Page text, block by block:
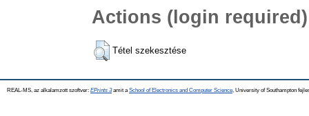
Actions (login required)
Tétel szekesztése
REAL-MS, az alkalamzott szoftver: EPrints 3amit a School of Electronics and Computer Science , University of Southampton